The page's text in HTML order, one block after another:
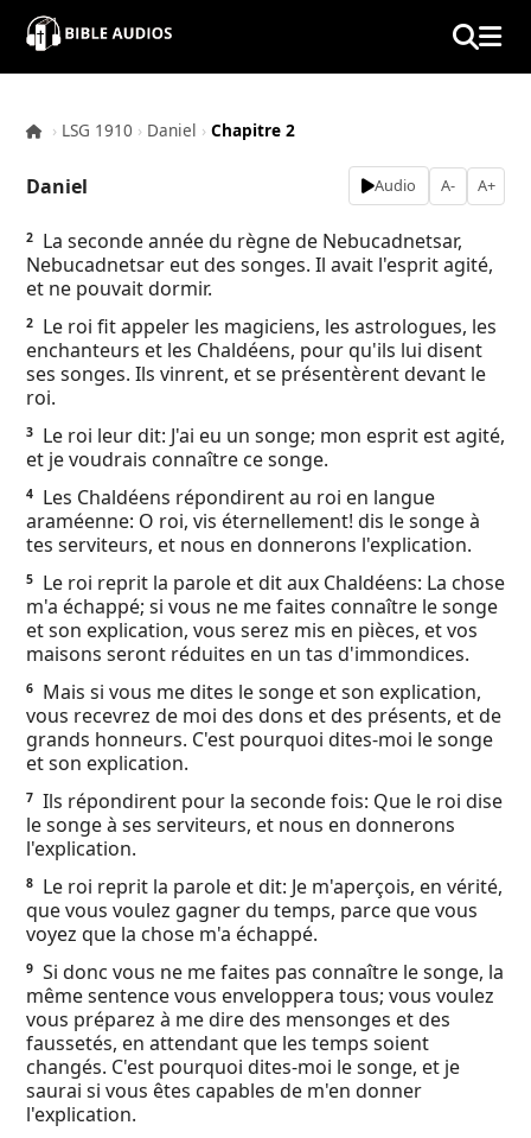
×
Contacts
About
Copyright
Download
L.O.A
Ebook
› LSG 1910 › Daniel › Chapitre 2
Daniel Audio A- A+
2
La seconde année du règne de Nebucadnetsar,
Nebucadnetsar eut des songes. Il avait l'esprit agité,
et ne pouvait dormir.
2
Le roi fit appeler les magiciens, les astrologues, les
enchanteurs et les Chaldéens, pour qu'ils lui disent
ses songes. Ils vinrent, et se présentèrent devant le
roi.
3
Le roi leur dit: J'ai eu un songe; mon esprit est agité,
et je voudrais connaître ce songe.
4
Les Chaldéens répondirent au roi en langue
araméenne: O roi, vis éternellement! dis le songe à
tes serviteurs, et nous en donnerons l'explication.
5
Le roi reprit la parole et dit aux Chaldéens: La chose
m'a échappé; si vous ne me faites connaître le songe
et son explication, vous serez mis en pièces, et vos
maisons seront réduites en un tas d'immondices.
6
Mais si vous me dites le songe et son explication,
vous recevrez de moi des dons et des présents, et de
grands honneurs. C'est pourquoi dites-moi le songe
et son explication.
7 Ils répondirent pour la seconde fois: Que le roi dise
le songe à ses serviteurs, et nous en donnerons
l'explication.
8
Le roi reprit la parole et dit: Je m'aperçois, en vérité,
que vous voulez gagner du temps, parce que vous
voyez que la chose m'a échappé.
9 Si donc vous ne me faites pas connaître le songe, la
même sentence vous enveloppera tous; vous voulez
vous préparez à me dire des mensonges et des
faussetés, en attendant que les temps soient
changés. C'est pourquoi dites-moi le songe, et je
saurai si vous êtes capables de m'en donner
l'explication.